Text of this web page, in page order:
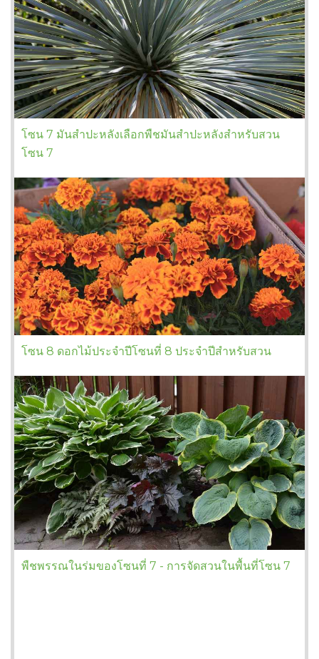
โซน 7 มันสำปะหลังเลือกพืชมันสำปะหลังสำหรับสวน
โซน 7
โซน 8 ดอกไม้ประจำปีโซนที่ 8 ประจำปีสำหรับสวน
พืชพรรณในร่มของโซนที่ 7 - การจัดสวนในพื้นที่โซน 7